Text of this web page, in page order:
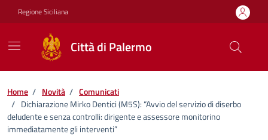
Vai ai contenuti
Vai al footer
Regione Siciliana
Città di Palermo
Home / Novità / Comunicati
/ Dichiarazione Mirko Dentici (M5S): “Avvio del servizio di diserbo
deludente e senza controlli: dirigente e assessore monitorino
immediatamente gli interventi”